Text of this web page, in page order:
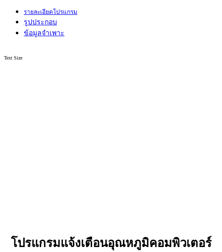
รายละเอียดโปรแกรม
รูปประกอบ
ข้อมูลจำเพาะ
Text Size
โปรแกรมแจ้งเตือนอุณหภูมิคอมพิวเตอร์